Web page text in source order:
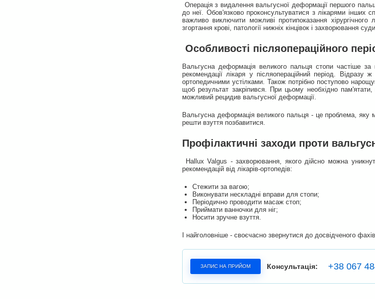
Операція з видалення вальгусної деформації першого
до неї. Обов'язково проконсультуватися з лікарями інших
важливо виключити можливі протипоказання хірургічного
згортання крові, патології нижніх кінцівок і захворювання
Особливості післяопераційного
Вальгусна деформація великого пальця стопи частіше
рекомендації лікаря у післяопераційний період. Відразу
ортопедичними устілками. Також потрібно поступово
щоб результат закріпився. При цьому необхідно
можливий рецидив вальгусної деформації.
Вальгусна деформація великого пальця - це проблема, яку
решти взуття позбавитися.
Профілактичні заходи проти
Hallux Valgus - захворювання, якого дійсно можна
рекомендацій від лікарів-ортопедів:
Стежити за вагою;
Виконувати нескладні вправи для стопи;
Періодично проводити масаж стоп;
Приймати ванночки для ніг;
Носити зручне взуття.
І найголовніше - своєчасно звернутися до досвідченого
ЗАПИС НА ПРИЙОМ Консультація: +38 067